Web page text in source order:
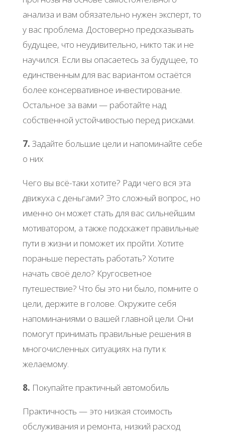
анализа и вам обязательно нужен эксперт, то
у вас проблема. Достоверно предсказывать
будущее, что неудивительно, никто так и не
научился. Если вы опасаетесь за будущее, то
единственным для вас вариантом остаётся
более консервативное инвестирование.
Остальное за вами — работайте над
собственной устойчивостью перед рисками.
7. Задайте большие цели и напоминайте себе
о них
Чего вы всё-таки хотите? Ради чего вся эта
движуха с деньгами? Это сложный вопрос, но
именно он может стать для вас сильнейшим
мотиватором, а также подскажет правильные
пути в жизни и поможет их пройти. Хотите
пораньше перестать работать? Хотите
начать своё дело? Кругосветное
путешествие? Что бы это ни было, помните о
цели, держите в голове. Окружите себя
напоминаниями о вашей главной цели. Они
помогут принимать правильные решения в
многочисленных ситуациях на пути к
желаемому.
8. Покупайте практичный автомобиль
Практичность — это низкая стоимость
обслуживания и ремонта, низкий расход